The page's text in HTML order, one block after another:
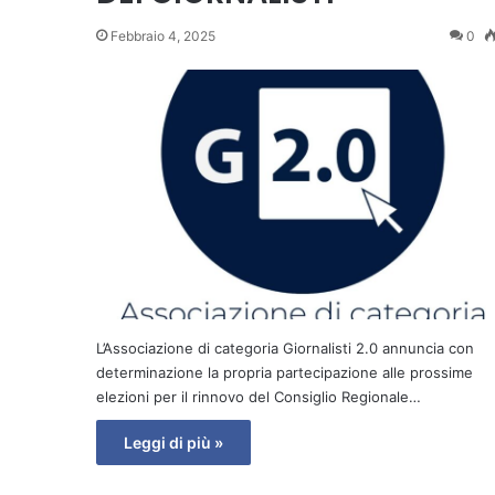
Febbraio 4, 2025 0
L’Associazione di categoria Giornalisti 2.0 annuncia con
determinazione la propria partecipazione alle prossime
elezioni per il rinnovo del Consiglio Regionale…
Leggi di più »